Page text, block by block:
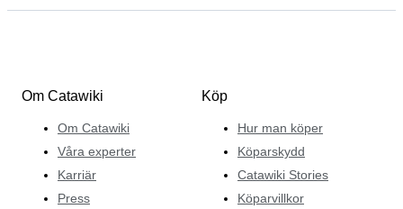
Om Catawiki
Om Catawiki
Våra experter
Karriär
Press
Köp
Hur man köper
Köparskydd
Catawiki Stories
Köparvillkor